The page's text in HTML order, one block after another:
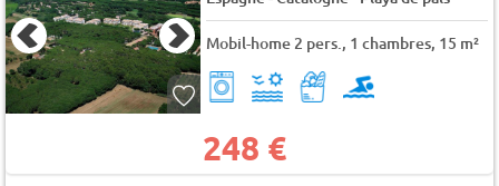
Mobil-home 2 pers., 1 chambres, 15 m²
248 €